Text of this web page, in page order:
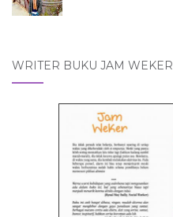
WRITER BUKU JAM WEKER